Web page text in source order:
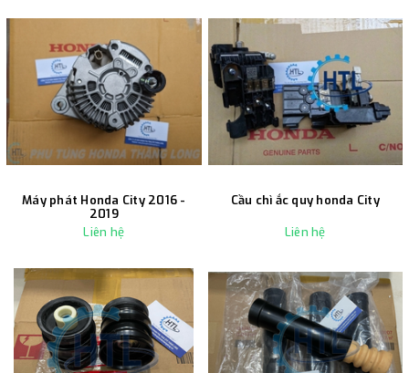
Máy phát Honda City 2016 -
2019
Liên hệ
Cầu chì ắc quy honda City
Liên hệ